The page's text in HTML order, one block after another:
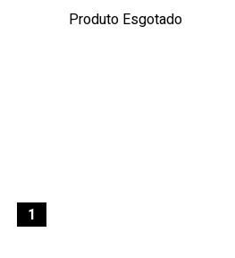
Produto Esgotado
1